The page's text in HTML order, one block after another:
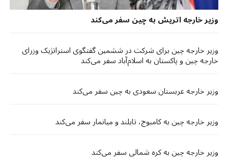
وزیر خارجه اتریش به چین سفر می‌کند
وزیر خارجه چین برای شرکت در ششمین گفتگوی استراتژیک وزرای
خارجه چین و پاکستان به اسلام‌آباد سفر می‌کند
وزیر خارجه عربستان سعودی به چین سفر می‌کند
وزیر خارجه چین به کامبوج، تایلند و میانمار سفر می‌کند
وزیر خارجه چین به کره شمالی سفر می‌کند